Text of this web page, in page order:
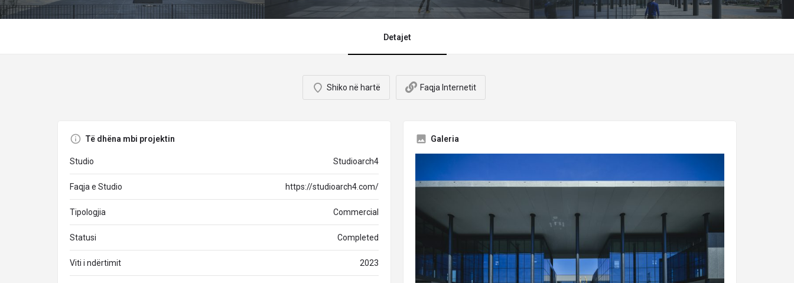
Detajet
Shiko në hartë Faqja Internetit
Të dhëna mbi projektin
Studio Studioarch4
Faqja e Studio https://studioarch4.com/
Tipologjia Commercial
Statusi Completed
Viti i ndërtimit 2023
Galeria